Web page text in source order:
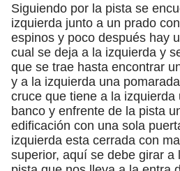
Siguiendo por la pista se
izquierda junto a un prado
espinos y poco después hay
cual se deja a la izquierda y
que se trae hasta encontrar
y a la izquierda una
cruce que tiene a la izquierda
banco y enfrente de la pista
edificación con una sola
izquierda esta cerrada con
superior, aquí se debe girar a